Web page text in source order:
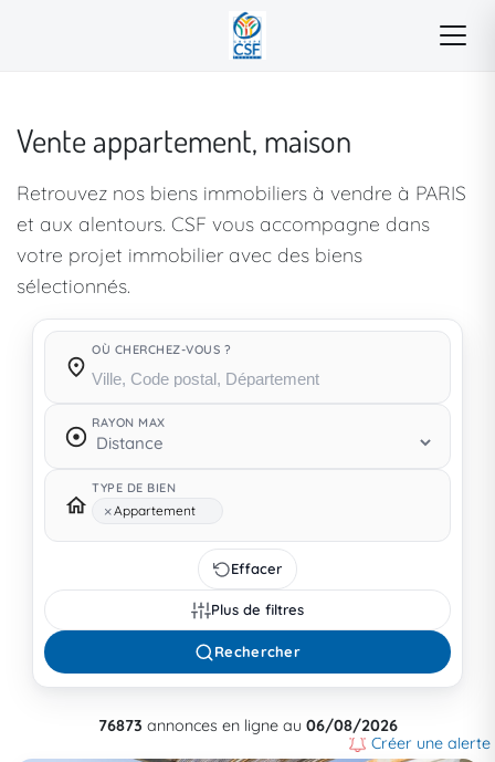
Vente appartement, maison
Retrouvez nos biens immobiliers à vendre à PARIS
et aux alentours. CSF vous accompagne dans
votre projet immobilier avec des biens
sélectionnés.
OÙ CHERCHEZ-VOUS ?
RAYON MAX
TYPE DE BIEN
×Appartement
Effacer
Plus de filtres
Rechercher
76873 annonces en ligne au 06/08/2026
Créer une alerte